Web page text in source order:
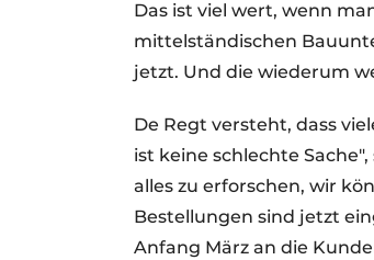
Das ist viel wert, wenn
mittelständischen
jetzt. Und die wiederum
De Regt versteht, dass
ist keine schlechte
alles zu erforschen, wir
Bestellungen sind jetzt
Anfang März an die